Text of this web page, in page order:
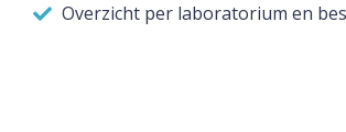
Overzicht per laboratorium en